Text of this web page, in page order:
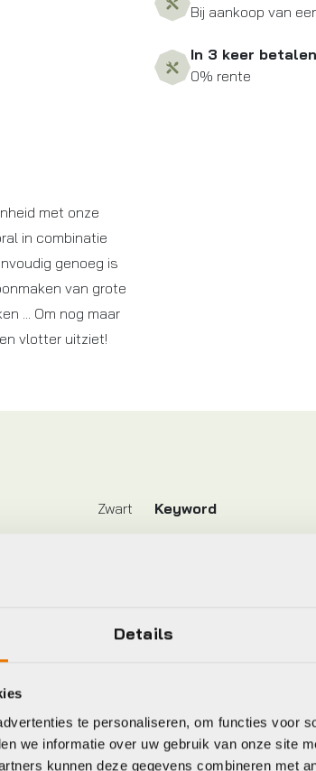
Details
te personaliseren, om functies voor
we informatie over uw gebruik van onze site
kunnen deze gegevens combineren met
met onze
in combinatie
genoeg is
van grote
... Om nog maar
vlotter uitziet!
Bij aankoop van
In 3 keer betalen
0% rente
Zwart Keyword